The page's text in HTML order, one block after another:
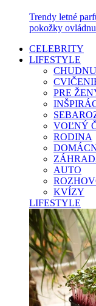
Trendy letné
pokožky
CELEBRITY
LIFESTYLE
PRE
VOĽNÝ
RODINA
AUTO
KVÍZY
LIFESTYLE